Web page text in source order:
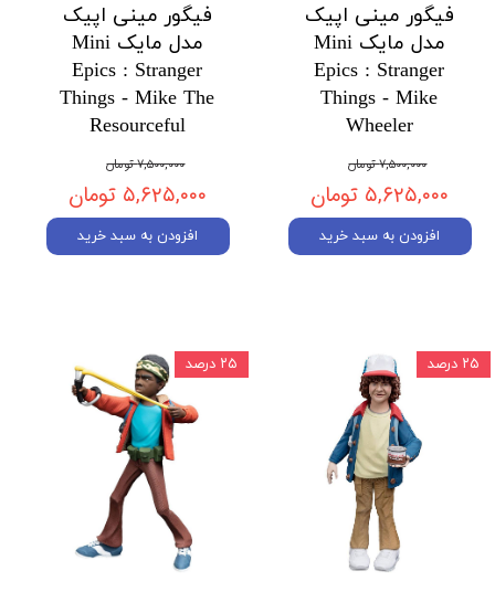
فیگور مینی اپیک
مدل مایک Mini
Epics : Stranger
Things - Mike
Wheeler
۷,۵۰۰,۰۰۰ تومان
۵,۶۲۵,۰۰۰ تومان
افزودن به سبد خرید
فیگور مینی اپیک
مدل مایک Mini
Epics : Stranger
Things - Mike The
Resourceful
۷,۵۰۰,۰۰۰ تومان
۵,۶۲۵,۰۰۰ تومان
افزودن به سبد خرید
۲۵ درصد ۲۵ درصد